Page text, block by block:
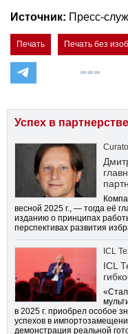
Источник: Пресс-
Печать Печать без
Успех в партнерстве
весной 2025 г., — тогда её
изданию о принципах
перспективах развития
ICL
ICL
в 2025 г. приобрел особое
успехов в
демонстрация реальной